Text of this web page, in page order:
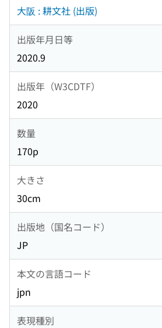
大阪 : 耕文社 (出版)
出版年月日等
2020.9
出版年（W3CDTF）
2020
数量
170p
大きさ
30cm
出版地（国名コード）
JP
本文の言語コード
jpn
表現種別